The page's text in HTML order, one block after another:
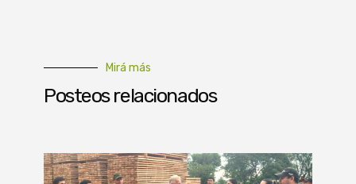
Mirá más
Posteos relacionados